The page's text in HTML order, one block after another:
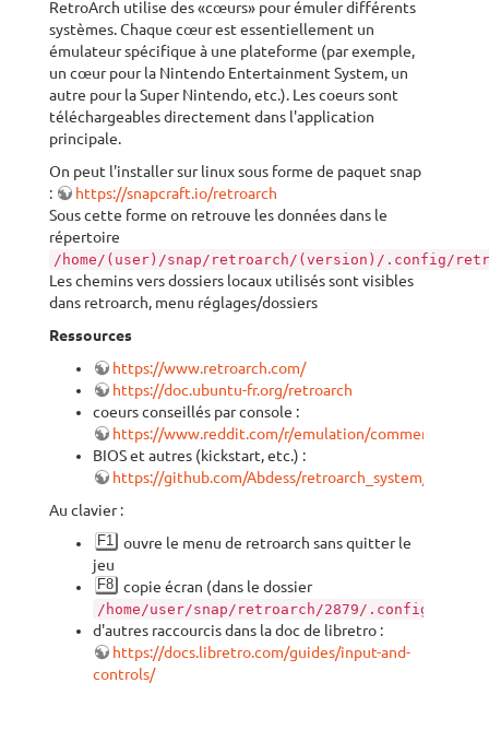
RetroArch utilise des «cœurs» pour émuler différents
systèmes. Chaque cœur est essentiellement un
émulateur spécifique à une plateforme (par exemple,
un cœur pour la Nintendo Entertainment System, un
autre pour la Super Nintendo, etc.). Les coeurs sont
téléchargeables directement dans l'application
principale.
On peut l'installer sur linux sous forme de paquet snap
:
https://snapcraft.io/retroarch
Sous cette forme on retrouve les données dans le
répertoire
/home/(user)/snap/retroarch/(version)/.config/
Les chemins vers dossiers locaux utilisés sont visibles
dans retroarch, menu réglages/dossiers
Ressources
https://www.retroarch.com/
https://doc.ubuntu-fr.org/retroarch
coeurs conseillés par console :
https://www.reddit.com/r/emulation/comments/
BIOS et autres (kickstart, etc.) :
https://github.com/Abdess/retroarch_system/tree/
Au clavier :
F1
ouvre le menu de retroarch sans quitter le
jeu
F8 copie écran (dans le dossier
/home/user/snap/retroarch/2879/.config/
d'autres raccourcis dans la doc de libretro :
https://docs.libretro.com/guides/input-and-
controls/